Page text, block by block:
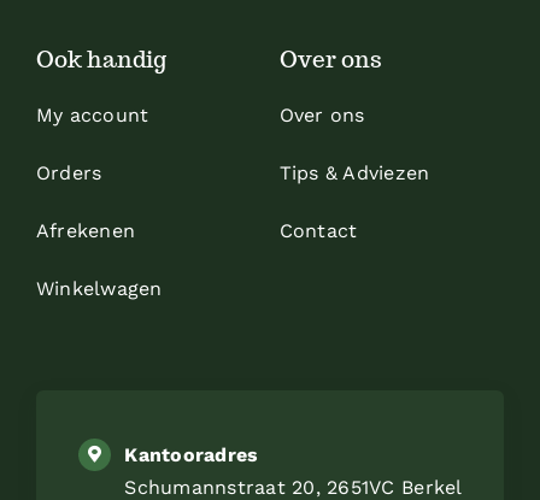
Ook handig
My account
Orders
Afrekenen
Winkelwagen
Over ons
Over ons
Tips & Adviezen
Contact
Kantooradres
Schumannstraat 20, 2651VC Berkel